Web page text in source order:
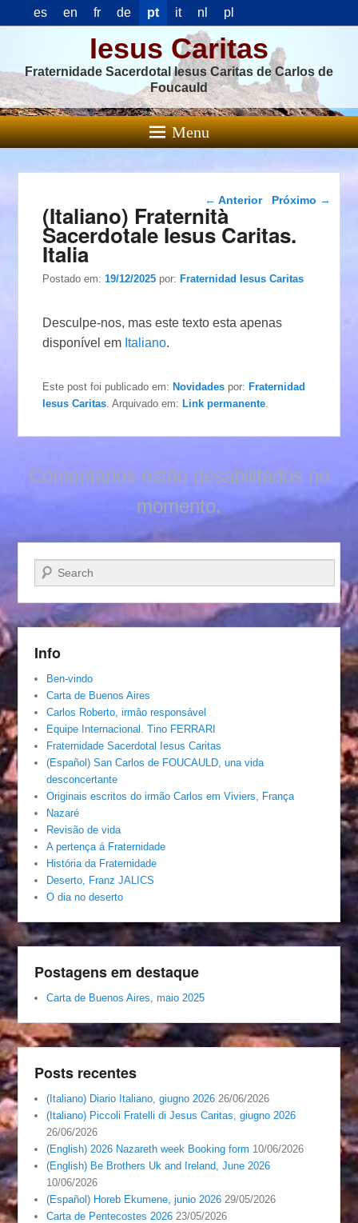
es en fr de pt it nl pl
Iesus Caritas
Fraternidade Sacerdotal Iesus Caritas de Carlos de
Foucauld
Menu
Navegação das
← Anterior Próximo →
(Italiano) Fraternità
Sacerdotale Iesus Caritas.
Italia
Postado em:19/12/2025 por:Fraternidad Iesus Caritas
Desculpe-nos, mas este texto esta apenas
disponível em Italiano.
Este post foi publicado em:Novidades por:Fraternidad
Iesus Caritas . Arquivado em:Link permanente
Comentários estão desabilitados no
momento.
Pesquisar…
Info
Ben-vindo
Carta de Buenos Aires
Carlos Roberto, irmâo responsável
Equipe Internacional. Tino FERRARI
Fraternidade Sacerdotal Iesus Caritas
(Español) San Carlos de FOUCAULD, una vida
desconcertante
Originais escritos do irmão Carlos em Viviers, França
Nazaré
Revisão de vida
A pertença á Fraternidade
História da Fraternidade
Deserto, Franz JALICS
O dia no deserto
Postagens em destaque
Carta de Buenos Aires, maio 2025
Posts recentes
(Italiano) Diario Italiano, giugno 2026 26/06/2026
(Italiano) Piccoli Fratelli di Jesus Caritas, giugno 2026
26/06/2026
(English) 2026 Nazareth week Booking form 10/06/2026
(English) Be Brothers Uk and Ireland, June 2026
10/06/2026
(Español) Horeb Ekumene, junio 2026 29/05/2026
Carta de Pentecostes 2026 23/05/2026